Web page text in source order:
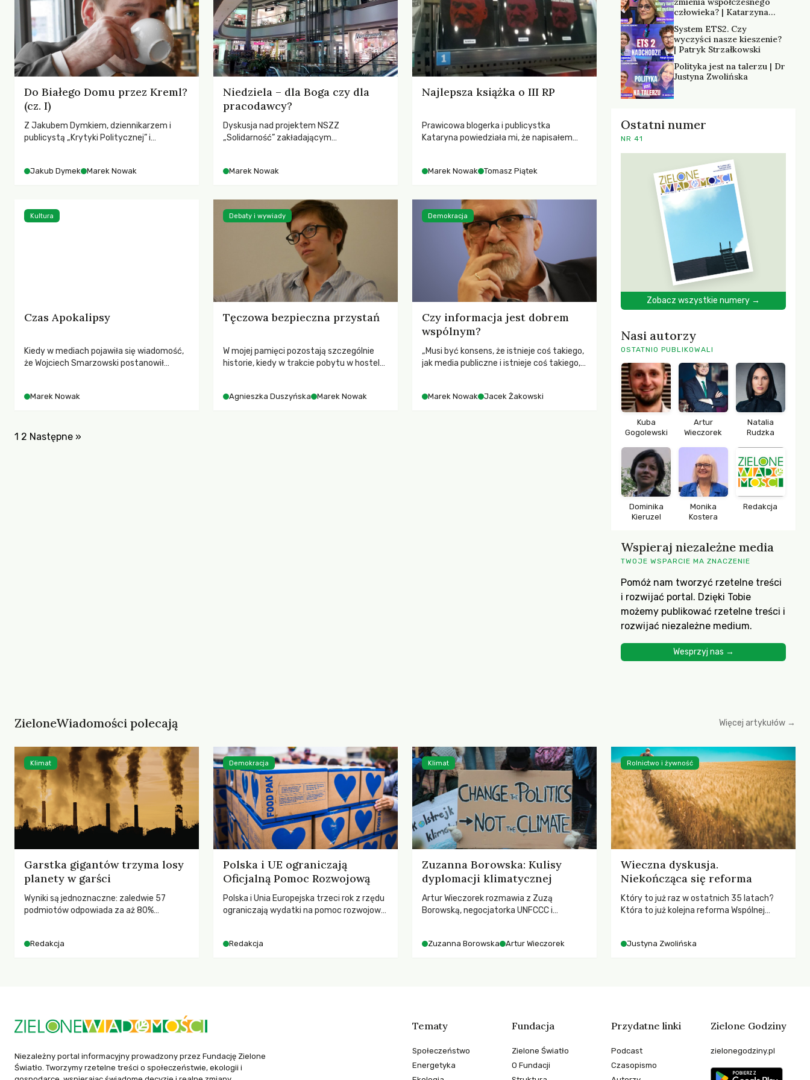
Do Białego Domu przez Kreml?
(cz. I)
Z Jakubem Dymkiem, dziennikarzem i
publicystą „Krytyki Politycznej” i
Nowak.
Jakub Dymek Marek Nowak
Niedziela – dla Boga czy dla
pracodawcy?
Dyskusja nad projektem NSZZ
„Solidarność” zakładającym
przewidywalnością.
Marek Nowak
Najlepsza książka o III RP
Prawicowa blogerka i publicystka
Kataryna powiedziała mi, że napisałem
bezkarności i zdradzie. Problem jest taki,
„Tajemnicach Macierewicza” opowiada
Tomasz Piątek w rozmowie z Markiem
Nowakiem
Marek Nowak Tomasz Piątek
Czas Apokalipsy
Kiedy w mediach pojawiła się wiadomość,
że Wojciech Smarzowski postanowił
Marek Nowak
Kultura
Tęczowa bezpieczna przystań
W mojej pamięci pozostają szczególnie
historie, kiedy w trakcie pobytu w hostelu
Agnieszka Duszyńska Marek Nowak
Debaty i wywiady
Czy informacja jest dobrem
wspólnym?
„Musi być konsens, że istnieje coś takiego,
jak media publiczne i istnieje coś takiego,
sytuacji w polskich mediach rozmawia
Marek Nowak Jacek Żakowski
Demokracja
1 2 Następne »
człowieka? | Katarzyna
System ETS2. Czy
wyczyści nasze kieszenie?
| Patryk Strzałkowski
Polityka jest na talerzu | Dr
Justyna Zwolińska
Ostatni numer
NR 41
Zobacz wszystkie numery →
Nasi autorzy
OSTATNIO PUBLIKOWALI
Kuba
Gogolewski
Artur
Wieczorek
Natalia
Rudzka
Dominika
Kieruzel
Monika
Kostera
Redakcja
Wspieraj niezależne media
TWOJE WSPARCIE MA ZNACZENIE
Pomóż nam tworzyć rzetelne treści
i rozwijać portal. Dzięki Tobie
możemy publikować rzetelne treści i
rozwijać niezależne medium.
Wesprzyj nas →
ZieloneWiadomości polecają Więcej artykułów →
Garstka gigantów trzyma losy
planety w garści
Wyniki są jednoznaczne: zaledwie 57
podmiotów odpowiada za aż 80%
Redakcja
Klimat
Polska i UE ograniczają
Oficjalną Pomoc Rozwojową
Polska i Unia Europejska trzeci rok z rzędu
ograniczają wydatki na pomoc rozwojową
dla krajów najbardziej potrzebujących, a
Redakcja
Demokracja
Zuzanna Borowska: Kulisy
dyplomacji klimatycznej
Artur Wieczorek rozmawia z Zuzą
Borowską, negocjatorka UNFCCC i
ruchach klimatycznych
Zuzanna Borowska Artur Wieczorek
Klimat
Wieczna dyskusja.
Niekończąca się reforma
Który to już raz w ostatnich 35 latach?
Która to już kolejna reforma Wspólnej
społeczne?
Justyna Zwolińska
Rolnictwo i żywność
Niezależny portal informacyjny prowadzony przez Fundację Zielone
Światło. Tworzymy rzetelne treści o społeczeństwie, ekologii i
Tematy
Społeczeństwo
Energetyka
Fundacja
Zielone Światło
O Fundacji
Przydatne linki
Podcast
Czasopismo
Zielone Godziny
zielonegodziny.pl